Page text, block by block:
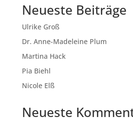
Neueste Beiträge
Ulrike Groß
Dr. Anne-Madeleine Plum
Martina Hack
Pia Biehl
Nicole Elß
Neueste